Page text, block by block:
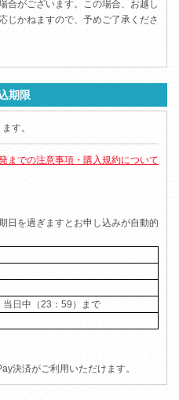
合がございます。この場合、お越し
じかねますので、予めご了承くださ
期限
す。
までの注意事項・購入規約について
日を過ぎますとお申し込みが自動的
当日中（23：59）まで
決済がご利用いただけます。